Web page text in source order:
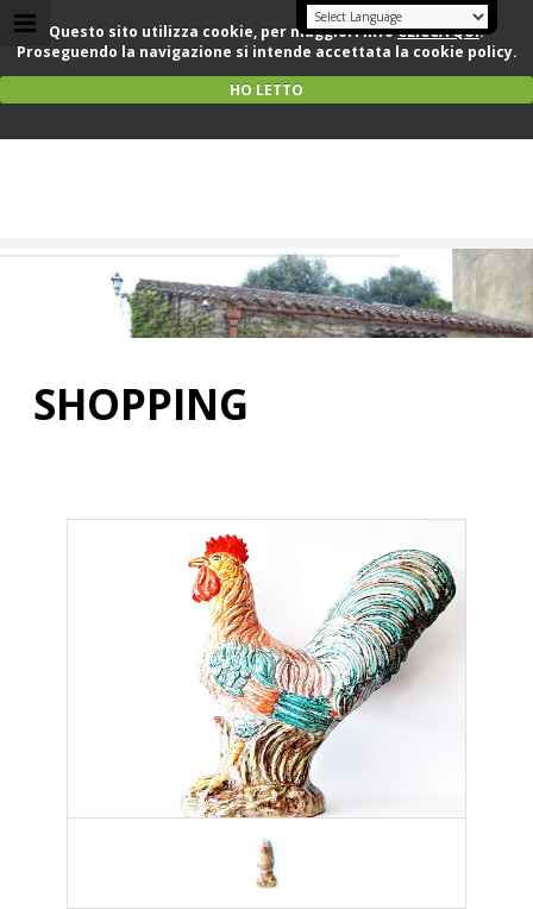
Questo sito utilizza cookie, per maggiori infoCLICCA QUI.
Proseguendo la navigazione si intende accettata la cookie policy.
HO LETTO
SHOPPING